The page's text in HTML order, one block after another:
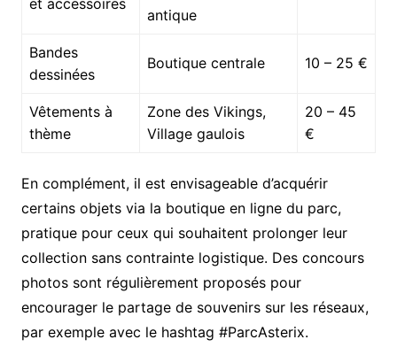
antique
Bandes
dessinées
Boutique centrale 10 – 25 €
Vêtements à
thème
Zone des Vikings,
Village gaulois
20 – 45
€
En complément, il est envisageable d’acquérir
certains objets via la boutique en ligne du parc,
pratique pour ceux qui souhaitent prolonger leur
collection sans contrainte logistique. Des concours
photos sont régulièrement proposés pour
encourager le partage de souvenirs sur les réseaux,
par exemple avec le hashtag #ParcAsterix.